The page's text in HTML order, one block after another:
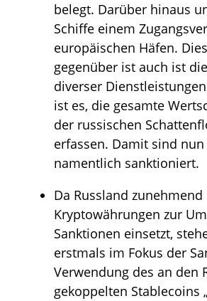
belegt. Darüber hinaus
Schiffe einem
europäischen Häfen.
gegenüber ist auch ist
diverser
ist es, die gesamte
der russischen
erfassen. Damit sind nun
namentlich sanktioniert.
Da Russland zunehmend
Kryptowährungen zur
Sanktionen einsetzt,
erstmals im Fokus der
Verwendung des an den
gekoppelten Stablecoins